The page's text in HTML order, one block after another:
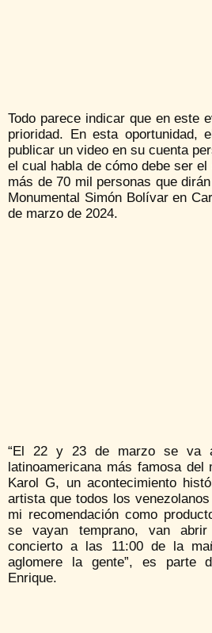
Todo parece indicar que en este
prioridad. En esta oportunidad,
publicar un video en su cuenta
el cual habla de cómo debe ser
más de 70 mil personas que
Monumental Simón Bolívar en
de marzo de 2024.
“El 22 y 23 de marzo se va
latinoamericana más famosa del
Karol G, un acontecimiento
artista que todos los
mi recomendación como
se vayan temprano, van
concierto a las 11:00 de la
aglomere la gente”, es parte
Enrique.